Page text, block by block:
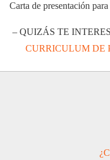
Carta de presentación
– QUIZÁS TE
CURRICULUM DE